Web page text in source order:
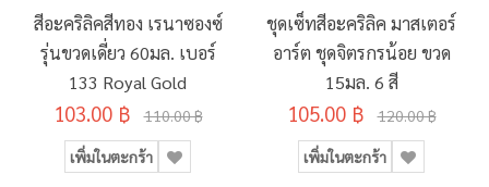
สีอะคริลิคสีทอง เรนาซองซ์
รุ่นขวดเดี่ยว 60มล. เบอร์
133 Royal Gold
103.00 ฿ 110.00 ฿
เพิ่มในตะกร้า
ชุดเซ็ทสีอะคริลิค มาสเตอร์
อาร์ต ชุดจิตรกรน้อย ขวด
15มล. 6 สี
105.00 ฿ 120.00 ฿
เพิ่มในตะกร้า